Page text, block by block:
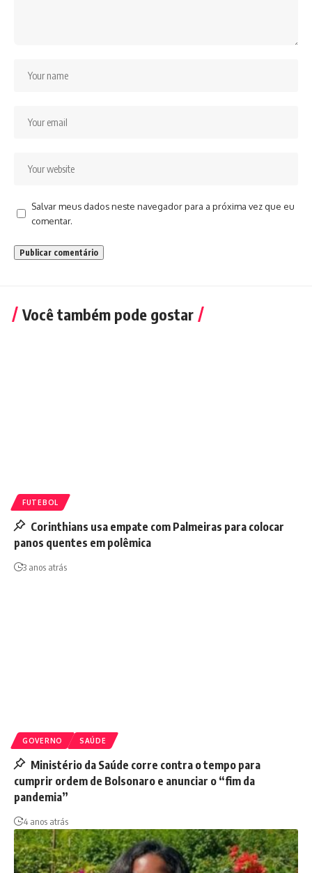
Salvar meus dados neste navegador para a próxima vez que eu
comentar.
Você também pode gostar
FUTEBOL
Corinthians usa empate com Palmeiras para colocar
panos quentes em polêmica
3 anos atrás
GOVERNO SAÚDE
Ministério da Saúde corre contra o tempo para
cumprir ordem de Bolsonaro e anunciar o “fim da
pandemia”
4 anos atrás